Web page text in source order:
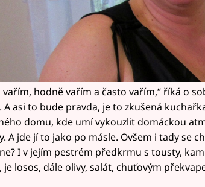
vařím, hodně vařím a často vařím,“ říká o
A asi to bude pravda, je to zkušená
domu, kde umí vykouzlit domáckou
A jde jí to jako po másle. Ovšem i tady se
I v jejím pestrém předkrmu s tousty,
je losos, dále olivy, salát, chuťovým